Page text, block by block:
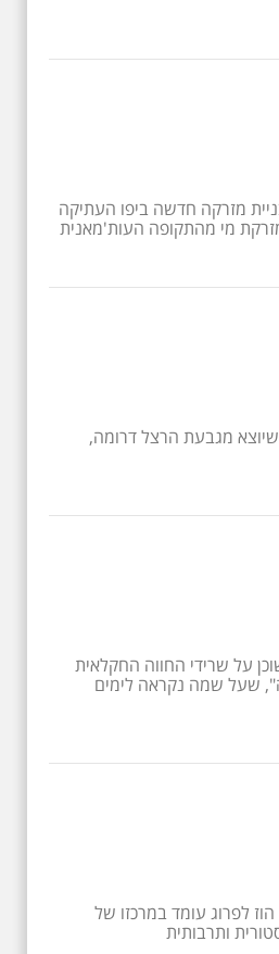
מזרקה חדשה ביפו העתיקה
מי מהתקופה העות'מאנית
מגבעת הרצל דרומה,
על שרידי החווה החקלאית
שעל שמה נקראה לימים
לפרוג עומד במרכזו של
ותרבותית